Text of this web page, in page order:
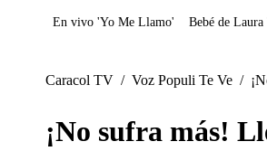
Juegos
En vivo 'Yo Me Llamo' Bebé de Laura
Caracol TV / Voz Populi Te Ve /
¡No sufra más!